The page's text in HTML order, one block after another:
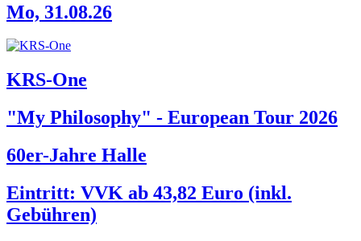
Mo, 31.08.26
KRS-One
"My Philosophy" - European Tour 2026
60er-Jahre Halle
Eintritt: VVK ab 43,82 Euro (inkl.
Gebühren)